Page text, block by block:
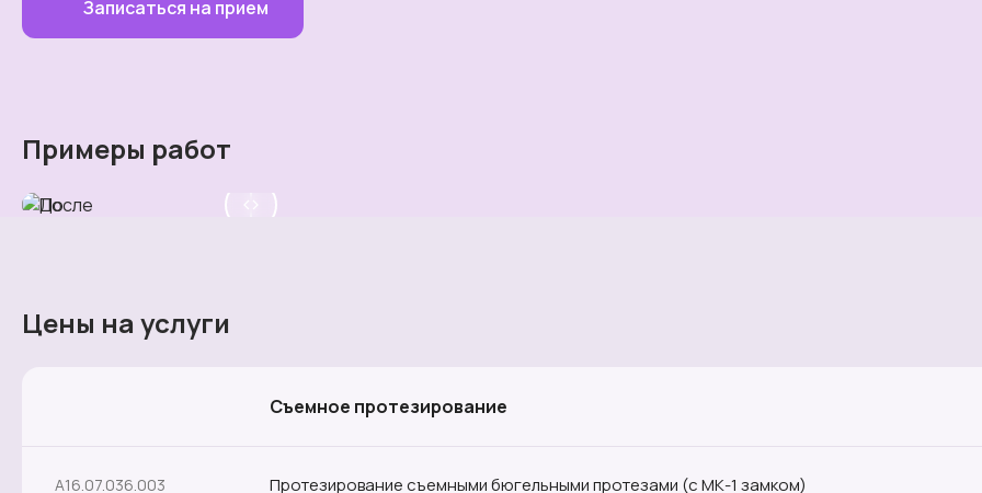
Записаться на прием
Примеры работ
Цены на услуги
Съемное протезирование
A16.07.036.003 Протезирование съемными бюгельными протезами (с МК-1 замком)